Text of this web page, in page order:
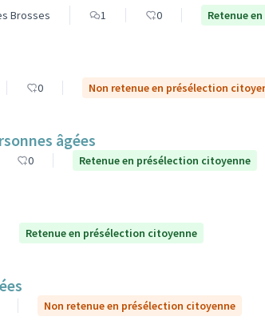
Brosses 1 0 Retenue
0 Non retenue en présélection
âgées
0 Retenue en présélection citoyenne
Retenue en présélection citoyenne
Non retenue en présélection citoyenne